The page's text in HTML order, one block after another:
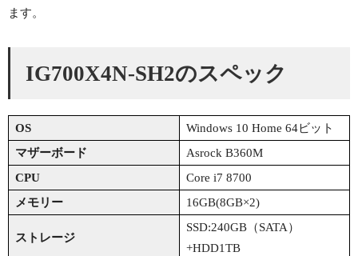
ます。
IG700X4N-SH2のスペック
OS
Windows 10 Home 64ビット
マザーボード
Asrock B360M
CPU
Core i7 8700
メモリー
16GB(8GB×2)
ストレージ
SSD:240GB（SATA）
+HDD1TB